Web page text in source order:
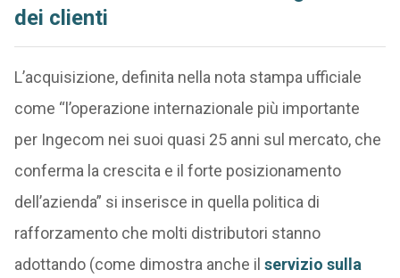
dei clienti
L’acquisizione, definita nella nota stampa ufficiale
come “l’operazione internazionale più importante
per Ingecom nei suoi quasi 25 anni sul mercato, che
conferma la crescita e il forte posizionamento
dell’azienda” si inserisce in quella politica di
rafforzamento che molti distributori stanno
adottando (come dimostra anche il servizio sulla